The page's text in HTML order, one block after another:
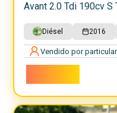
Avant 2.0 Tdi 190cv S
Diésel 2016
Vendido por particular